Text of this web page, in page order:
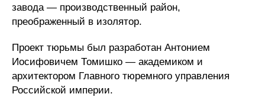
завода — производственный район,
преображенный в изолятор.
Проект тюрьмы был разработан Антонием
Иосифовичем Томишко — академиком и
архитектором Главного тюремного управления
Российской империи.